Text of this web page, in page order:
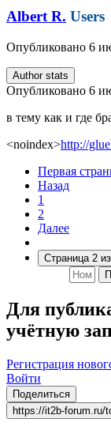
Albert R. Users
Опубликовано 6
Author stats
Опубликовано 6
в тему как и где
<noindex>http://
Первая
Назад
1
2
Далее
Страница 2
Для
учётную
Регистрация
Войти
Поделиться
https://it2b-forum.ru/